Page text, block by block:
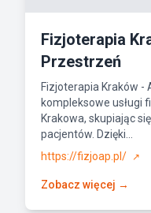
Fizjoterapia
Przestrzeń
Fizjoterapia Kraków
kompleksowe usługi
Krakowa, skupiając
pacjentów. Dzięki...
https://fizjoap.pl/
↗
Zobacz więcej →